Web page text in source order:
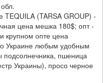
TEQUILA (TARSA GROUP) -
цена мешка 180$; опт -
крупном опте цена
Украине любым удобным
подсолнечника, пшеница
Украины), просо черное